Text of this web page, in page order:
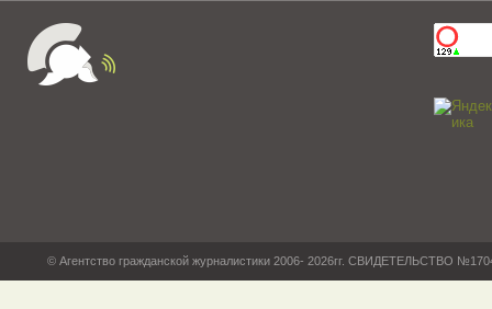
© Агентство гражданской журналистики 2006- 2026гг. СВИДЕТЕЛЬСТВО